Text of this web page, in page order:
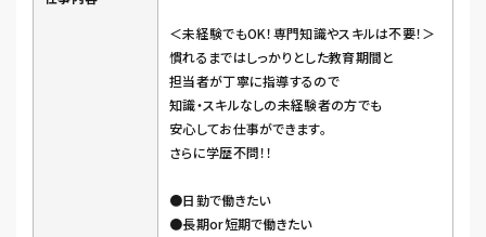
＜未経験でもOK！専門知識やスキルは不要！＞
慣れるまではしっかりとした教育期間と
担当者が丁寧に指導するので
知識・スキルなしの未経験者の方でも
安心してお仕事ができます。
さらに学歴不問！！
●日勤で働きたい
●長期or短期で働きたい